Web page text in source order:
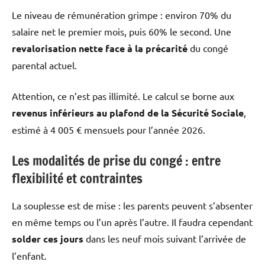
Le niveau de rémunération grimpe : environ 70% du
salaire net le premier mois, puis 60% le second. Une
revalorisation nette face à la précarité du congé
parental actuel.
Attention, ce n’est pas illimité. Le calcul se borne aux
revenus inférieurs au plafond de la Sécurité Sociale
estimé à 4 005 € mensuels pour l’année 2026.
Les modalités de prise du congé : entre
flexibilité et contraintes
La souplesse est de mise : les parents peuvent s’absenter
en même temps ou l’un après l’autre. Il faudra cependant
solder ces jours dans les neuf mois suivant l’arrivée de
l’enfant.